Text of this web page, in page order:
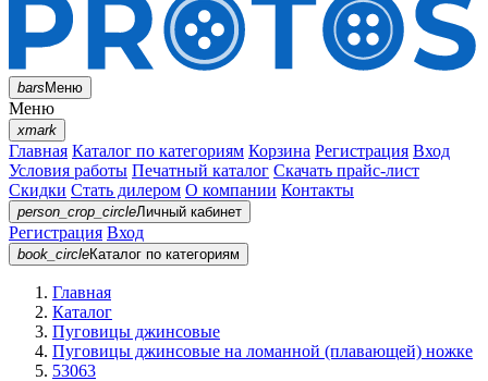
barsМеню
Меню
xmark
Главная Каталог по категориям Корзина Регистрация Вход
Условия работы Печатный каталог Скачать прайс-лист
Скидки Стать дилером О компании Контакты
person_crop_circleЛичный кабинет
Регистрация Вход
book_circleКаталог по категориям
Главная
Каталог
Пуговицы джинсовые
Пуговицы джинсовые на ломанной (плавающей) ножке
53063